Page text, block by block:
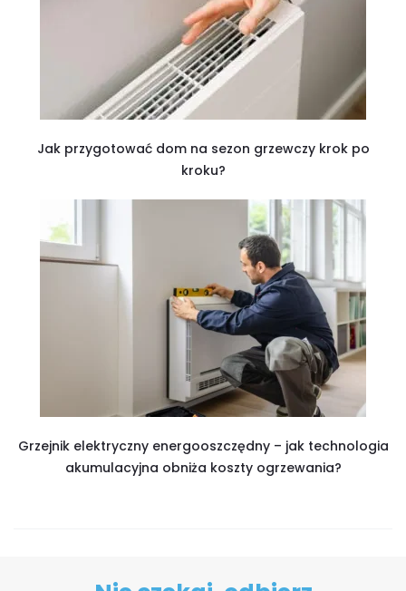
Jak przygotować dom na sezon grzewczy krok po
kroku?
Grzejnik elektryczny energooszczędny – jak technologia
akumulacyjna obniża koszty ogrzewania?